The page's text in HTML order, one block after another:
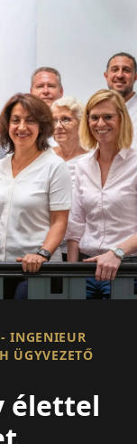
INGENIEUR
ÜGYVEZETŐ
élettel